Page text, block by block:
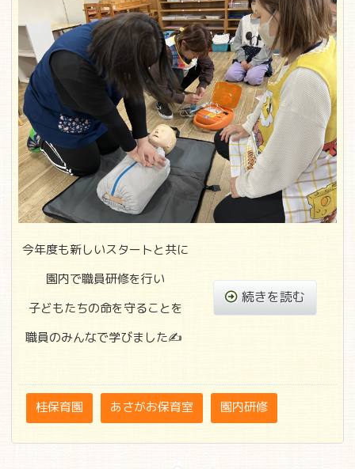
今年度も新しいスタートと共に
園内で職員研修を行い
子どもたちの命を守ることを
職員のみんなで学びました✍
続きを読む
桂保育園 あさがお保育室 園内研修